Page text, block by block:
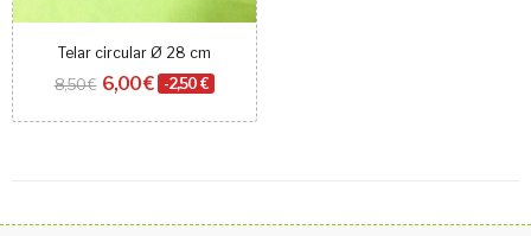
Telar circular Ø 28 cm
8,50 € 6,00 € -2,50 €